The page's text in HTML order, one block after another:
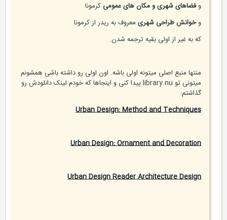
فضاهای شهری و مکان های عمومیکرمونا
خوانش طراحی شهریمعروف به ریدر از کرمونا
که به غیر از اولی بقیه ترجمه شدن.
منتها منبع اصلی میتونه اولی باشه. اون اولی رو داشته باشی همشونم
میتونی تو library.nu پیدا کنی و اینجاها که خودم لینک دانلودش رو
گذاشتم:
Urban Design: Method and Techniques
Urban Design: Ornament and Decoration
Urban Design Reader Architecture Design